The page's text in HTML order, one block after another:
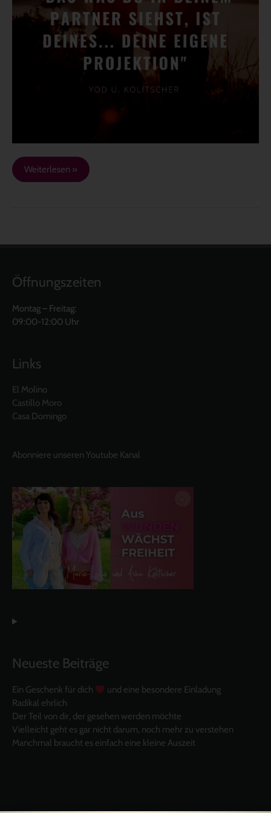
DEINEM
PARTNER
SIEHST…
Weiterlesen »
Öffnungszeiten
Montag – Freitag:
09:00-12:00 Uhr
Links
El Molino
Castillo Moro
Casa Domingo
Abonniere unseren Youtube Kanal
Neueste Beiträge
Ein Geschenk für dich
und eine besondere Einladung
Radikal ehrlich
Der Teil von dir, der gesehen werden möchte
Vielleicht geht es gar nicht darum, noch mehr zu verstehen
Manchmal braucht es einfach eine kleine Auszeit